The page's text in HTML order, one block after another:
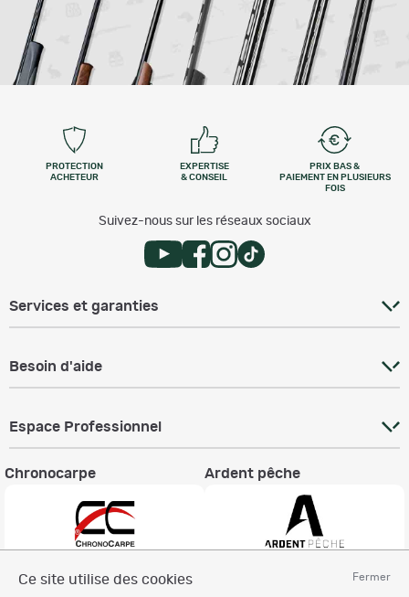
Fermer
Ce site utilise des cookies
PROTECTION
ACHETEUR
EXPERTISE
& CONSEIL
PRIX BAS &
PAIEMENT EN PLUSIEURS
FOIS
Suivez-nous sur les réseaux sociaux
Services et garanties
Besoin d'aide
Espace Professionnel
Chronocarpe Ardent pêche